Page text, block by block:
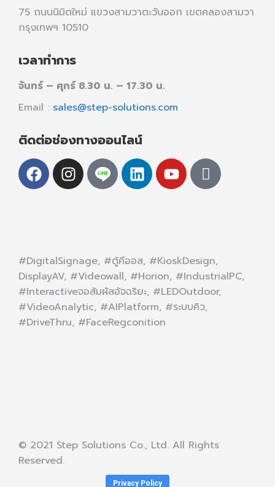
75 ถนนนิมิตใหม่ แขวงสามวาตะวันออก เขตคลองสามวา
กรุงเทพฯ 10510
เวลาทำการ
จันทร์ – ศุกร์ 8.30 น. – 17.30 น.
Email : sales@step-solutions.com
ติดต่อช่องทางออนไลน์
#DigitalSignage, #ตู้คีออส, #KioskDesign,
DisplayAV, #Videowall, #Horion, #IndustrialPC,
#Interactiveจอสัมผัสอัจฉริยะ, #LEDOutdoor,
#VideoAnalytic, #AIPlatform, #ระบบคิว,
#DriveThru, #FaceRegconition
© 2021 Step Solutions Co., Ltd. All Rights
Reserved.
Privacy Policy